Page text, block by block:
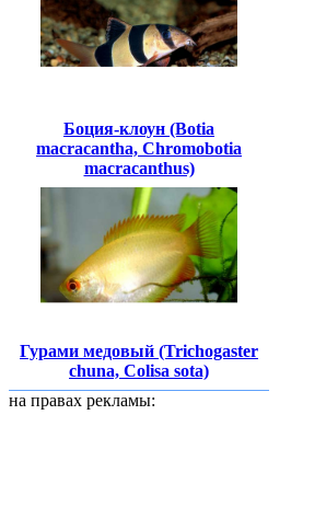
Боция-клоун (Botia
macracantha, Chromobotia
macracanthus)
Гурами медовый (Trichogaster
chuna, Colisa sota)
на правах рекламы: